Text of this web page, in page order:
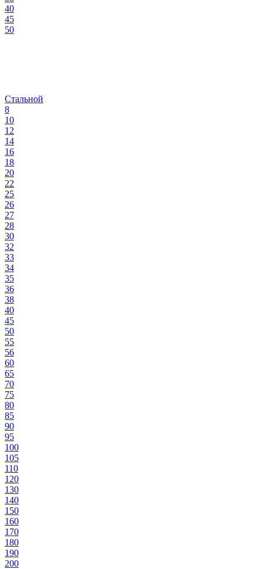
40
45
50
Стальной
8
10
12
14
16
18
20
22
25
26
27
28
30
32
33
34
35
36
38
40
45
50
55
56
60
65
70
75
80
85
90
95
100
105
110
120
130
140
150
160
170
180
190
200